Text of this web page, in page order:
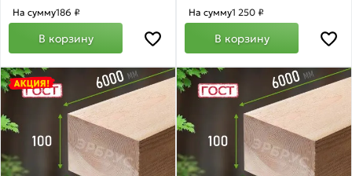
доска
из
лиственницы
по
акции:
3
Имитация
бруса
На сумму186 ₽
В корзину
На сумму1 250 ₽
В корзину